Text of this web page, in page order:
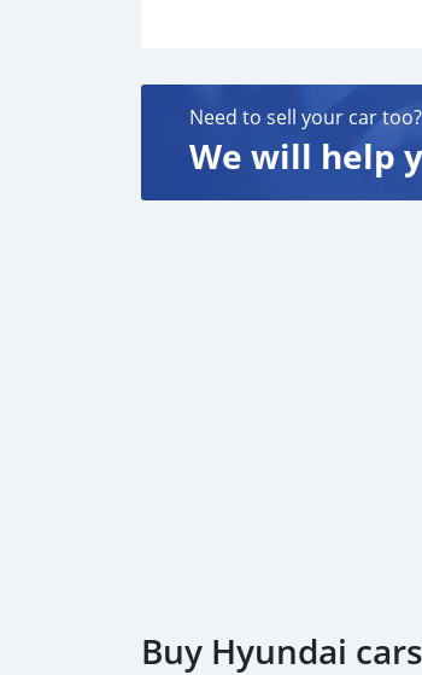
📣 รับประกันไมล์แท้ระบุในสัญญา
🚫**รับเทิร์น/ซื้อ รถเก่าทุกชนิด ร
🚫รับจัดไฟแนนซ์/รีไฟแนนซ์🚫
Need to sell your car too?
We will help
Buy Hyundai